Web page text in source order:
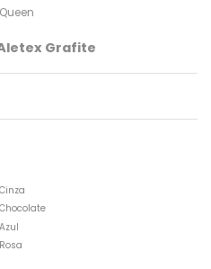
Queen
Grafite